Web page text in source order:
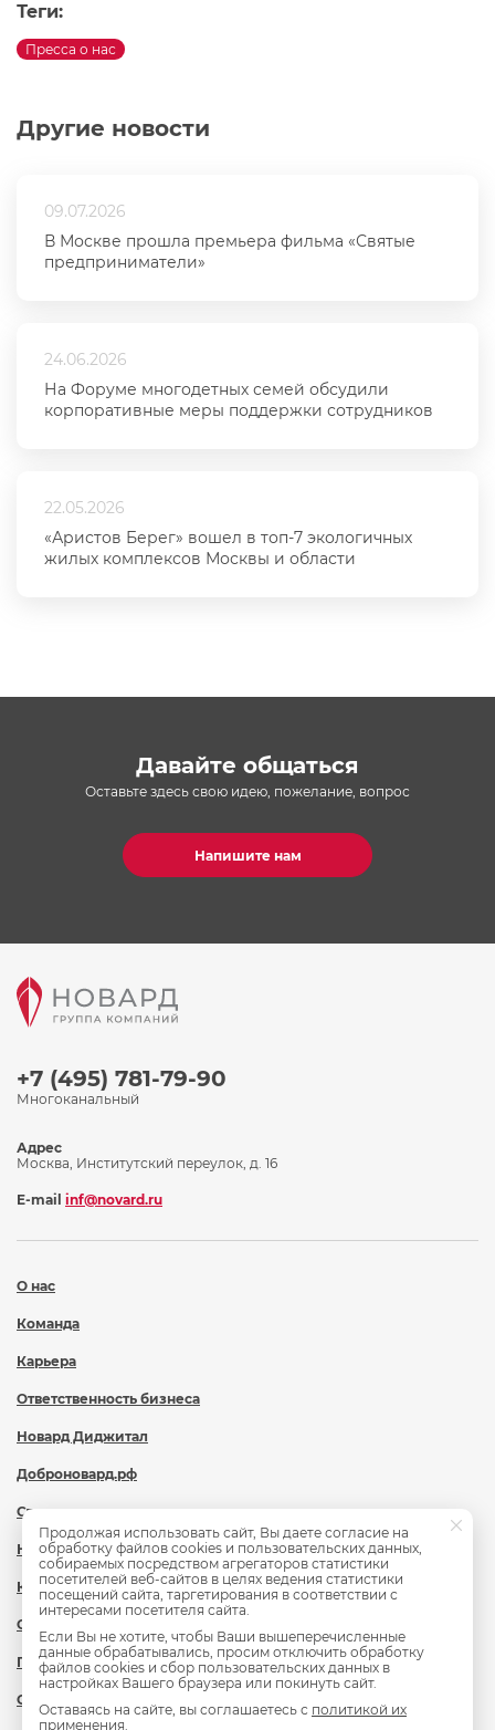
Другие новости
09.07.2026
В Москве прошла премьера фильма «Святые
предприниматели»
24.06.2026
На Форуме многодетных семей обсудили
корпоративные меры поддержки сотрудников
22.05.2026
«Аристов Берег» вошел в топ-7 экологичных
жилых комплексов Москвы и области
Теги:
Пресса о нас
Давайте общаться
Оставьте здесь свою идею, пожелание, вопрос
Напишите нам
+7 (495) 781-79-90
Многоканальный
О нас
Команда
Карьера
Ответственность бизнеса
Новард Диджитал
Доброновард.рф
Статьи
Новости
Контакты
Охрана труда
Политика обработки персональных данных
Сведения об образовательной организации
Адрес
Москва, Институтский переулок, д. 16
E-mail inf@novard.ru
Продолжая использовать сайт, Вы даете согласие на
обработку файлов cookies и пользовательских данных,
собираемых посредством агрегаторов статистики
посетителей веб-сайтов в целях ведения статистики
посещений сайта, таргетирования в соответствии с
интересами посетителя сайта.
Если Вы не хотите, чтобы Ваши вышеперечисленные
данные обрабатывались, просим отключить обработку
файлов cookies и сбор пользовательских данных в
настройках Вашего браузера или покинуть сайт.
Оставаясь на сайте, вы соглашаетесь с политикой их
применения.